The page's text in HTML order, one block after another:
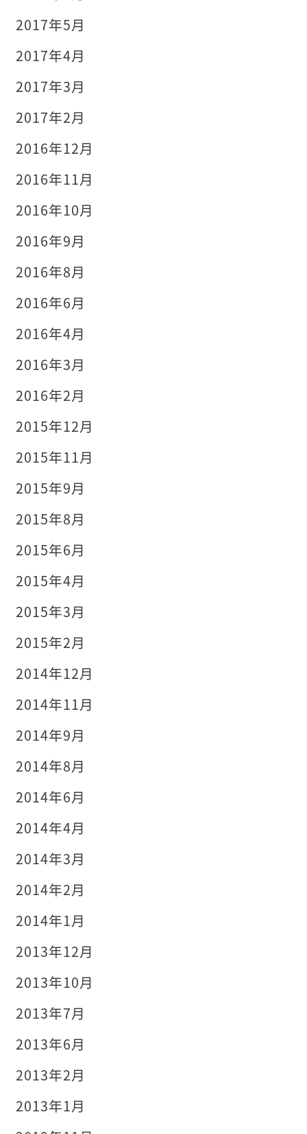
2017年5月
2017年4月
2017年3月
2017年2月
2016年12月
2016年11月
2016年10月
2016年9月
2016年8月
2016年6月
2016年4月
2016年3月
2016年2月
2015年12月
2015年11月
2015年9月
2015年8月
2015年6月
2015年4月
2015年3月
2015年2月
2014年12月
2014年11月
2014年9月
2014年8月
2014年6月
2014年4月
2014年3月
2014年2月
2014年1月
2013年12月
2013年10月
2013年7月
2013年6月
2013年2月
2013年1月